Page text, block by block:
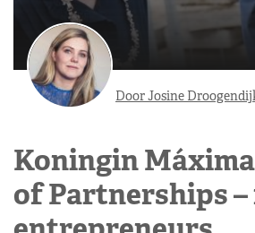
Door Josine
Koningin
of Partnerships